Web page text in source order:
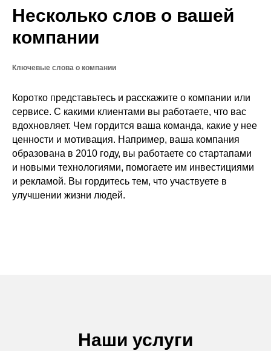
Несколько слов о вашей
компании
Ключевые слова о компании
Коротко представьтесь и расскажите о компании или
сервисе. С какими клиентами вы работаете, что вас
вдохновляет. Чем гордится ваша команда, какие у нее
ценности и мотивация. Например, ваша компания
образована в 2010 году, вы работаете со стартапами
и новыми технологиями, помогаете им инвестициями
и рекламой. Вы гордитесь тем, что участвуете в
улучшении жизни людей.
Наши услуги